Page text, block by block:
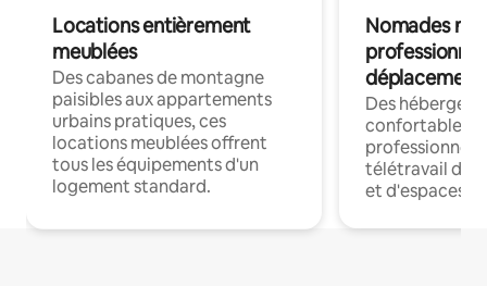
Locations entièrement
meublées
Des cabanes de montagne
paisibles aux appartements
urbains pratiques, ces
locations meublées offrent
tous les équipements d'un
logement standard.
Nomades
déplacement
Des
confortables
professionnels
télétravail
et d'espaces